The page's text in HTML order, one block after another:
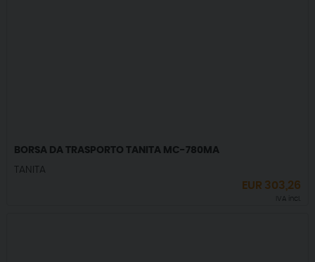
BORSA DA TRASPORTO TANITA MC-780MA
TANITA
EUR 303,26
IVA incl.